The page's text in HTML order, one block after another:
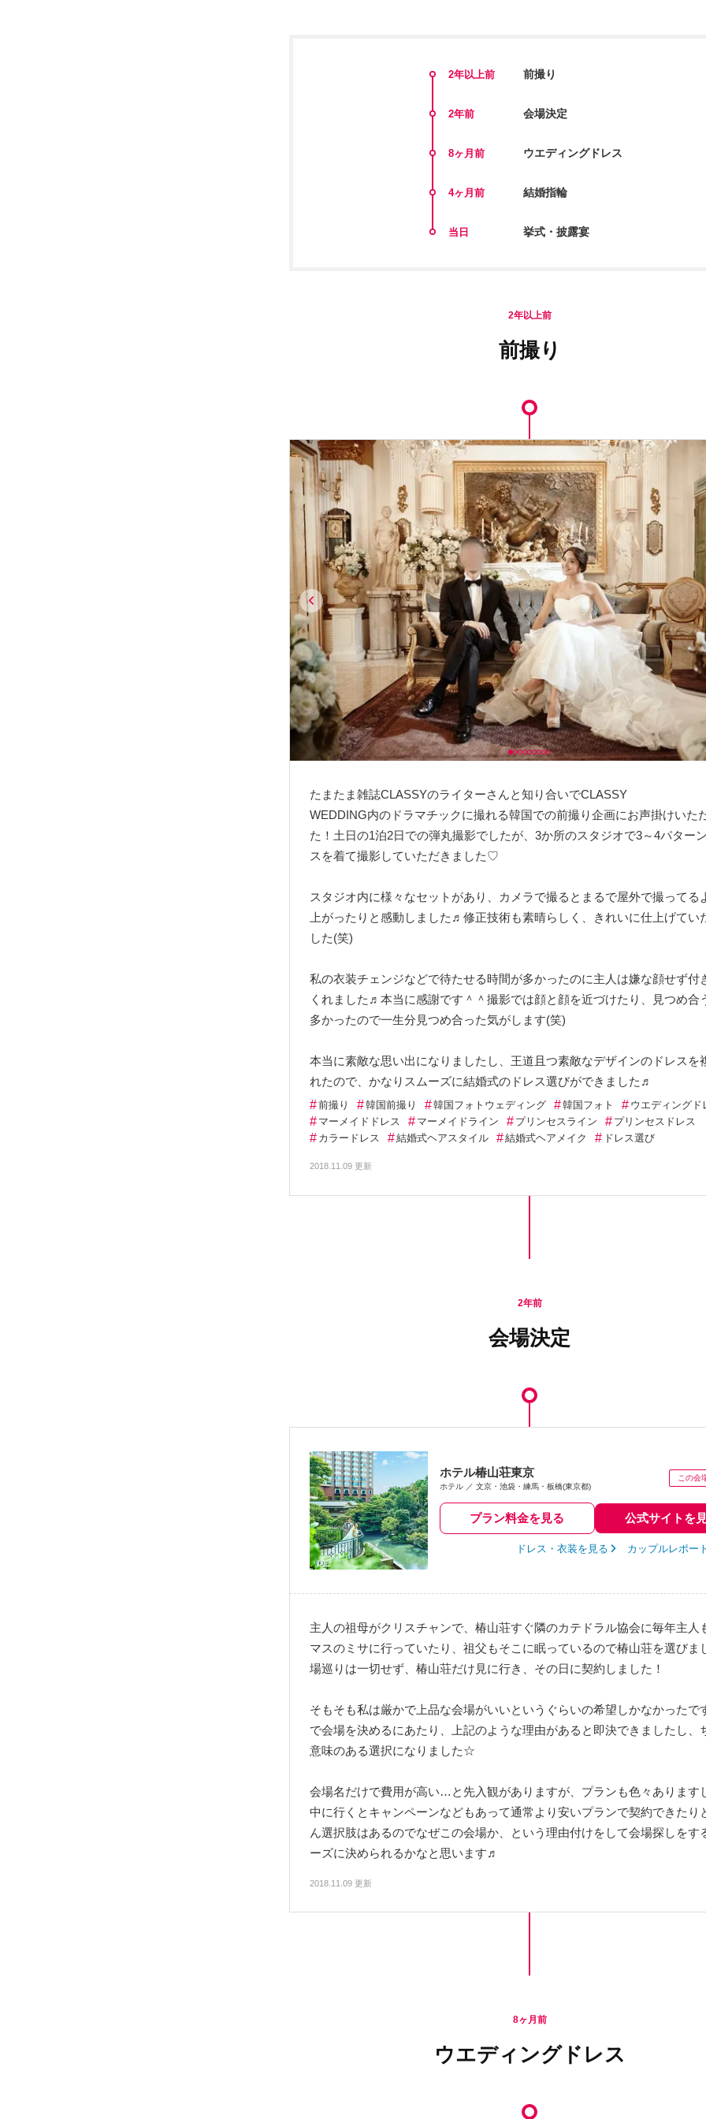
2年以上前 前撮り
2年前 会場決定
8ヶ月前 ウエディングドレス
4ヶ月前 結婚指輪
当日 挙式・披露宴
2年以上前
前撮り
たまたま雑誌CLASSYのライターさんと知り合いでCLASSY
WEDDING内のドラマチックに撮れる韓国での前撮り企画にお声掛けいた
た！土日の1泊2日での弾丸撮影でしたが、3か所のスタジオで3～4パター
スを着て撮影していただきました♡
スタジオ内に様々なセットがあり、カメラで撮るとまるで屋外で撮ってる
上がったりと感動しました♬修正技術も素晴らしく、きれいに仕上げてい
した(笑)
私の衣装チェンジなどで待たせる時間が多かったのに主人は嫌な顔せず付
くれました♬本当に感謝です＾＾撮影では顔と顔を近づけたり、見つめ合
多かったので一生分見つめ合った気がします(笑)
本当に素敵な思い出になりましたし、王道且つ素敵なデザインのドレスを
れたので、かなりスムーズに結婚式のドレス選びができました♬
#前撮り #韓国前撮り #韓国フォトウェディング #韓国フォト # ウエディングド
# マーメイドドレス # マーメイドライン # プリンセスライン # プリンセスドレス
# カラードレス #結婚式ヘアスタイル #結婚式ヘアメイク # ドレス選び
2018.11.09 更新
2年前
会場決定
ホテル椿山荘東京
ホテル 文京・池袋・練馬・板橋(東京都)
プラン料金を見る 公式サイトを
ドレス・衣装を見る カップルレポー
主人の祖母がクリスチャンで、椿山荘すぐ隣のカテドラル協会に毎年主人
マスのミサに行っていたり、祖父もそこに眠っているので椿山荘を選び
場巡りは一切せず、椿山荘だけ見に行き、その日に契約しました！
そもそも私は厳かで上品な会場がいいというぐらいの希望しかなかったで
で会場を決めるにあたり、上記のような理由があると即決できましたし、
意味のある選択になりました☆
会場名だけで費用が高い…と先入観がありますが、プランも色々あります
中に行くとキャンペーンなどもあって通常より安いプランで契約できたり
ん選択肢はあるのでなぜこの会場か、という理由付けをして会場探しをす
ーズに決められるかなと思います♬
2018.11.09 更新
8ヶ月前
ウエディングドレス